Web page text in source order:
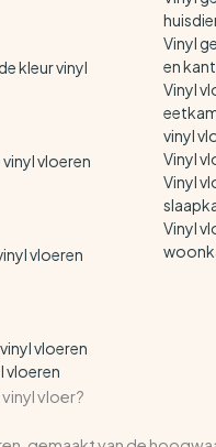
kleur vinyl
vloeren
vloeren
vloeren
vloeren
Vinyl
en
Vinyl
vinyl
Vinyl
Vinyl
Vinyl
vinyl vloer?